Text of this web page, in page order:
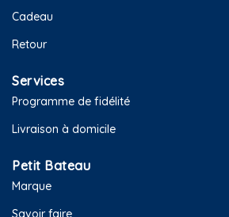
Cadeau
Retour
Services
Programme de fidélité
Livraison à domicile
Petit Bateau
Marque
Savoir faire